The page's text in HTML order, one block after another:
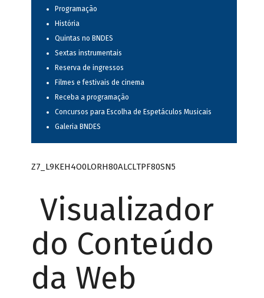
Programação
História
Quintas no BNDES
Sextas instrumentais
Reserva de ingressos
Filmes e festivais de cinema
Receba a programação
Concursos para Escolha de Espetáculos Musicais
Galeria BNDES
Z7_L9KEH4O0LORH80ALCLTPF80SN5
Visualizador
do Conteúdo
da Web